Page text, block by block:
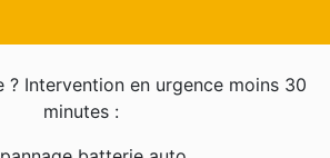
? Intervention en urgence moins 30
minutes :